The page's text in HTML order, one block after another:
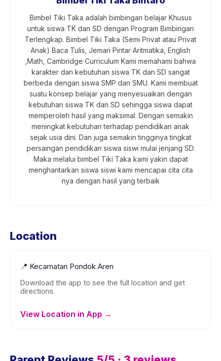
Bimbel Tiki Taka adalah bimbingan belajar Khusus
untuk siswa TK dan SD dengan Program Bimbingan
Terlengkap. Bimbel Tiki Taka (Semi Privat atau Privat
Anak) Baca Tulis, Jemari Pintar Aritmatika, English
,Math, Cambridge Curriculum Kami memahami bahwa
karakter dan kebutuhan siswa TK dan SD sangat
berbeda dengan siswa SMP dan SMU. Kami membuat
suatu konsep belajar yang menyesuaikan dengan
kebutuhan siswa TK dan SD sehingga siswa dapat
memperoleh hasil yang maksimal. Dengan semakin
meningkat kebutuhan terhadap pendidikan anak
sejak usia dini. Dan juga semakin tingginya tingkat
persaingan pendidikan siswa siswi mulai jenjang SD.
Maka melalui bimbel Tiki Taka kami yakin dapat
menghantarkan siswa siswi kami mencapai cita cita
nya dengan hasil yang terbaik
Location
📍 Kecamatan Pondok Aren
Download the app to see the full location and get
directions.
View Location in App →